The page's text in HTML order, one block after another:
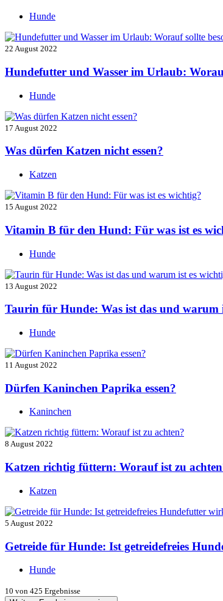
Hunde
22 August 2022
Hundefutter und Wasser im Urlaub:
Hunde
17 August 2022
Was dürfen Katzen nicht essen?
Katzen
15 August 2022
Vitamin B für den Hund: Für was ist es
Hunde
13 August 2022
Taurin für Hunde: Was ist das und warum
Hunde
11 August 2022
Dürfen Kaninchen Paprika essen?
Kaninchen
8 August 2022
Katzen richtig füttern: Worauf ist zu
Katzen
5 August 2022
Getreide für Hunde: Ist getreidefreies
Hunde
10 von 425 Ergebnisse